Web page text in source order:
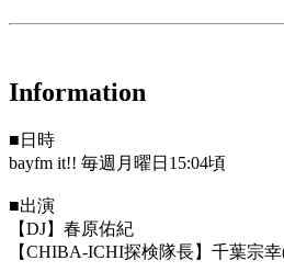
Information
■日時
bayfm it!! 毎週月曜日15:04頃
■出演
【DJ】春原佑紀
【CHIBA-ICHI探検隊長】千葉宗